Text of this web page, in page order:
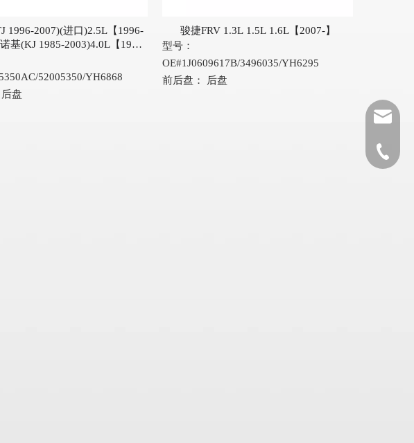
1996-2007)(进口)2.5L【1996-
基(KJ 1985-2003)4.0L【1991-
52005350/YH6868
后盘
骏捷FRV 1.3L 1.5L 1.6L【2007-】
型号：
OE#1J0609617B/3496035/YH6295
前后盘：
后盘
0086-